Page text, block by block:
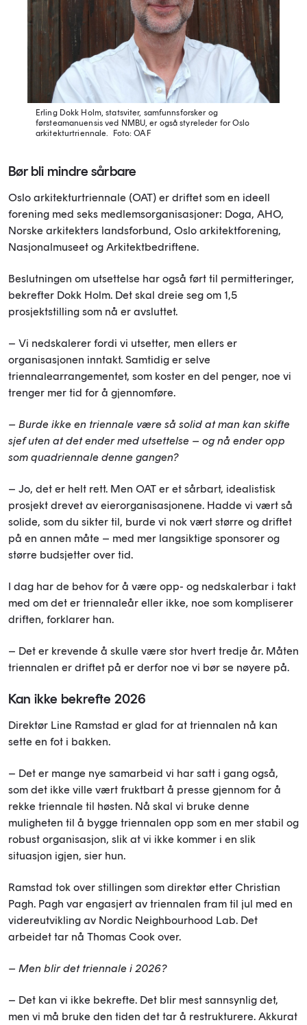
Erling Dokk Holm,statsviter, samfunnsforsker og
førsteamanuensis ved NMBU, er også styreleder for Oslo
arkitekturtriennale.
Foto: OAF
Bør bli mindre sårbare
Oslo arkitekturtriennale (OAT) er driftet som en ideell
forening med seks medlemsorganisasjoner: Doga, AHO,
Norske arkitekters landsforbund, Oslo arkitektforening,
Nasjonalmuseet og Arkitektbedriftene.
Beslutningen om utsettelse har også ført til permitteringer,
bekrefter Dokk Holm. Det skal dreie seg om 1,5
prosjektstilling som nå er avsluttet.
– Vi nedskalerer fordi vi utsetter, men ellers er
organisasjonen inntakt. Samtidig er selve
triennalearrangementet, som koster en del penger, noe vi
trenger mer tid for å gjennomføre.
– Burde ikke en triennale være så solid at man kan skifte
sjef uten at det ender med utsettelse – og nå ender opp
som quadriennale denne gangen?
– Jo, det er helt rett. Men OAT er et sårbart, idealistisk
prosjekt drevet av eierorganisasjonene. Hadde vi vært så
solide, som du sikter til, burde vi nok vært større og driftet
på en annen måte – med mer langsiktige sponsorer og
større budsjetter over tid.
I dag har de behov for å være opp- og nedskalerbar i takt
med om det er triennaleår eller ikke, noe som kompliserer
driften, forklarer han.
– Det er krevende å skulle være stor hvert tredje år. Måten
triennalen er driftet på er derfor noe vi bør se nøyere på.
Kan ikke bekrefte 2026
Direktør Line Ramstad er glad for at triennalen nå kan
sette en fot i bakken.
– Det er mange nye samarbeid vi har satt i gang også,
som det ikke ville vært fruktbart å presse gjennom for å
rekke triennale til høsten. Nå skal vi bruke denne
muligheten til å bygge triennalen opp som en mer stabil og
robust organisasjon, slik at vi ikke kommer i en slik
situasjon igjen, sier hun.
Ramstad tok over stillingen som direktør etter Christian
Pagh. Pagh var engasjert av triennalen fram til jul med en
videreutvikling av Nordic Neighbourhood Lab. Det
arbeidet tar nå Thomas Cook over.
– Men blir det triennale i 2026?
– Det kan vi ikke bekrefte. Det blir mest sannsynlig det,
men vi må bruke den tiden det tar å restrukturere. Akkurat